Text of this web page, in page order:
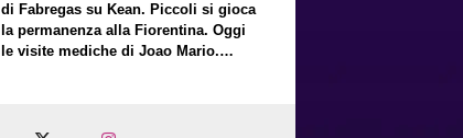
di Fabregas su Kean. Piccoli si gioca
la permanenza alla Fiorentina. Oggi
le visite mediche di Joao Mario.